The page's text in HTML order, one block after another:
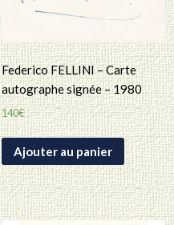
Federico FELLINI – Carte
autographe signée – 1980
140€
Ajouter au panier